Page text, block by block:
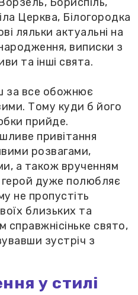
Церква, Білогородка
ляльки актуальні на
виписки з
та інші свята.
за все обожнює
Тому куди б його
прийде.
привітання
розвагами,
а також врученням
герой дуже полюбляє
не пропустіть
близьких та
справжнісіньке свято,
зустріч з
у стилі